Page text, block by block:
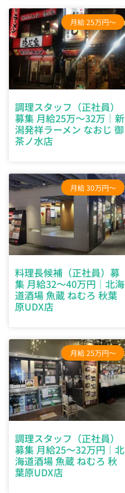
月給 25万円～
調理スタッフ（正社員）
募集 月給25万～32万｜新
潟発祥ラーメン なおじ 御
茶ノ水店
月給 30万円～
料理長候補（正社員）募
集 月給32～40万円｜北海
道酒場 魚蔵 ねむろ 秋葉
原UDX店
月給 25万円～
調理スタッフ（正社員）
募集 月給25～32万円｜北
海道酒場 魚蔵 ねむろ 秋
葉原UDX店